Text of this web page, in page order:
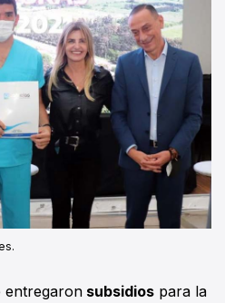
entregaron subsidios para la